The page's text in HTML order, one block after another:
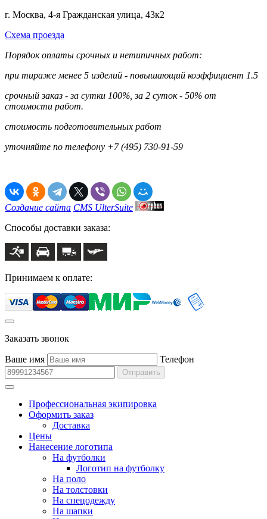
г. Москва, 4-я Гражданская улица, 43к2
Схема проезда
Порядок оплаты срочных и нетипичных работ:
при тираже менее 5 изделий - повышающий коэффициент 1.5
срочный заказ - за сутки 100%, за 2 суток - 50% от
стоимости работ.
стоимость подготовительных работ
уточняйте по телефону +7 (495) 730-91-59
Создание сайта CMS UlterSuite
Способы доставки заказа:
Принимаем к оплате:
Заказать звонок
Ваше имя Телефон
Отправить
Профессиональная экипировка
Оформить заказ
Доставка
Цены
Нанесение логотипа
На футболки
Логотип на футболку
На поло
На толстовки
На спецодежду
На шапки